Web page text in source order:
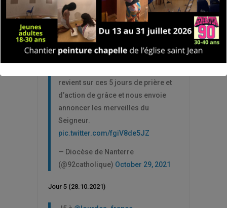
Lesvidéos et photos sur le site du diocèse
de Nanterre
Le pèlerinage diocésain à Lourdes
revient sur ces 5 jours de prière et
d’action de grâce et nous envoie
annoncer les merveilles du
Seigneur.
pic.twitter.com/fgiV8de5JZ
— Diocèse de Nanterre
(@92catholique) October 29, 2021
Jour 5 (28.10.2021)